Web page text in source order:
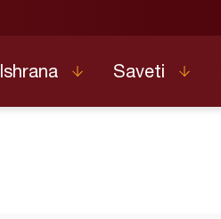
Ishrana Saveti